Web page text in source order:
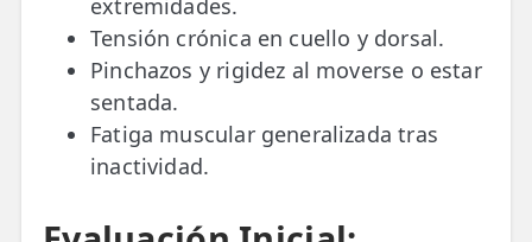
Tensión crónica en cuello y dorsal.
Pinchazos y rigidez al moverse o estar
sentada.
Fatiga muscular generalizada tras
inactividad.